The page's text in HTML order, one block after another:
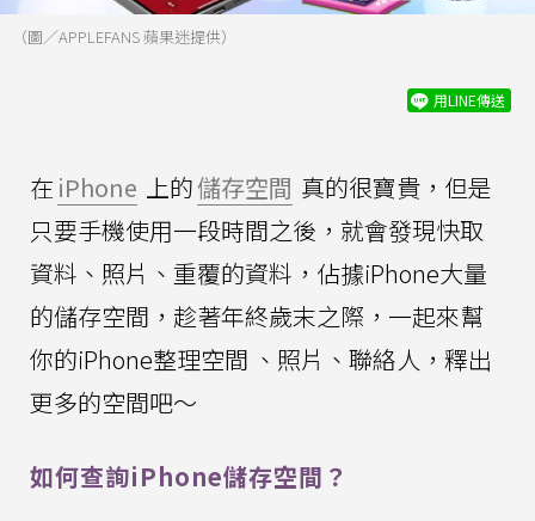
（圖／APPLEFANS 蘋果迷提供）
用LINE傳送
在 iPhone 上的儲存空間 真的很寶貴，但是
只要手機使用一段時間之後，就會發現快取
資料、照片、重覆的資料，佔據iPhone大量
的儲存空間，趁著年終歲末之際，一起來幫
你的iPhone整理空間 、照片、聯絡人，釋出
更多的空間吧～
如何查詢iPhone儲存空間？